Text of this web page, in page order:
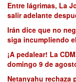
Entre lágrimas, La
salir adelante
Irán dice que no
siga incumpliendo
¡A pedalear! La
domingo 9 de
Netanyahu rechaza